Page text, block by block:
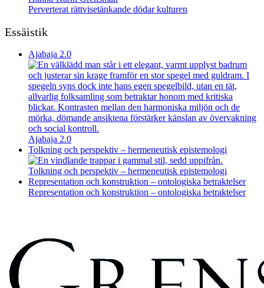
Perverterat rättvisetänkande dödar kulturen
Essäistik
Ajabaja 2.0
Ajabaja 2.0
Tolkning och perspektiv – hermeneutisk epistemologi
Tolkning och perspektiv – hermeneutisk epistemologi
Representation och konstruktion – ontologiska betraktelser
Representation och konstruktion – ontologiska betraktelser